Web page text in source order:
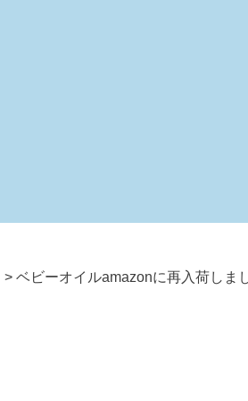
> ベビーオイルamazonに再入荷しま